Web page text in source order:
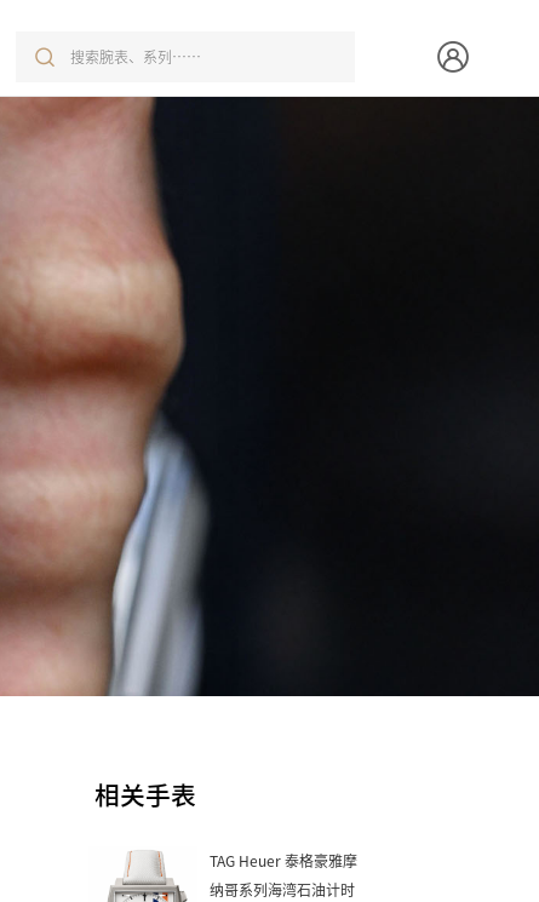
相关手表
TAG Heuer 泰格豪雅摩
纳哥系列海湾石油计时